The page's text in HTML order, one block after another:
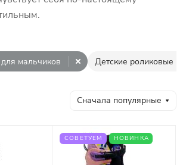
Детские роликовые
мальчиков
Сначала популярные
СОВЕТУЕМ НОВИНКА